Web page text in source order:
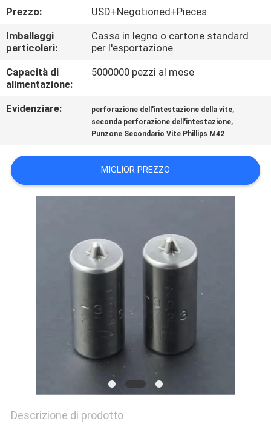
CONTROLLO
DI
QUALITÀ
CONTATTICI
RICHIEDA
UNA
Prezzo:
USD+Negotioned+Pieces
Imballaggi
particolari:
Cassa in legno o cartone standard
per l'esportazione
Capacità di
alimentazione:
5000000 pezzi al mese
Evidenziare: perforazione dell'intestazione della vite,
seconda perforazione dell'intestazione,
Punzone Secondario Vite Phillips M42
MIGLIOR PREZZO
Descrizione di prodotto